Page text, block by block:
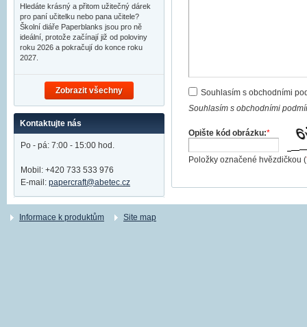
Souhlasím s obchodními
Souhlasím s obchodními
Opište kód obrázku:*
Položky označené hvězdičkou (
Hledáte krásný a přitom užitečný dárek
pro paní učitelku nebo pana učitele?
Školní diáře Paperblanks jsou pro ně
ideální, protože začínají již od poloviny
roku 2026 a pokračují do konce roku
2027.
Zobrazit všechny
Kontaktujte nás
Po - pá: 7:00 - 15:00 hod.
Mobil: +420 733 533 976
E-mail: papercraft@abetec.cz
Informace k produktům Site map